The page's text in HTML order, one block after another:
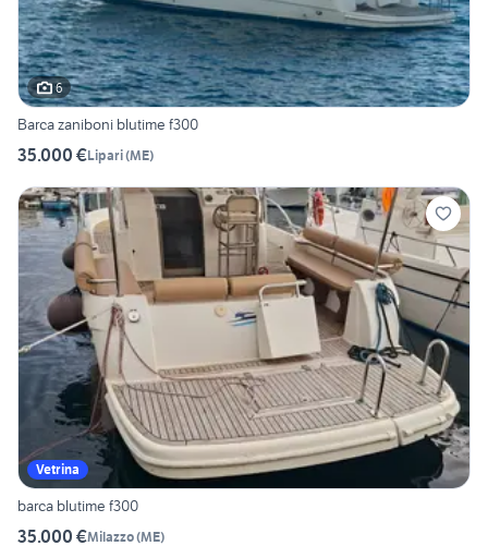
6
Barca zaniboni blutime f300
35.000 €Lipari(ME)
Vetrina
barca blutime f300
35.000 €Milazzo(ME)